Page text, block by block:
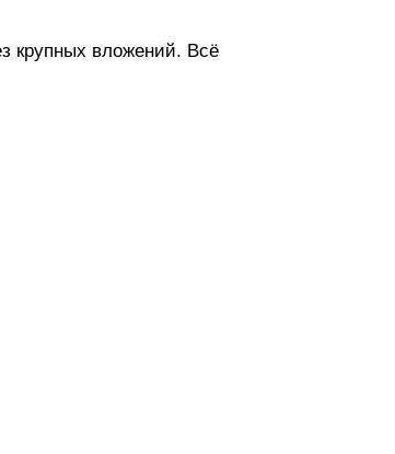
крупных вложений. Всё